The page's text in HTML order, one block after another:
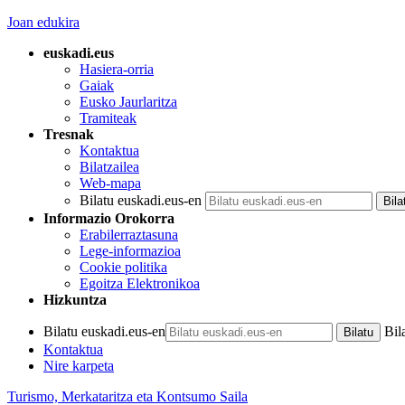
Joan edukira
euskadi.eus
Hasiera-orria
Gaiak
Eusko Jaurlaritza
Tramiteak
Tresnak
Kontaktua
Bilatzailea
Web-mapa
Bilatu euskadi.eus-en
Informazio Orokorra
Erabilerraztasuna
Lege-informazioa
Cookie politika
Egoitza Elektronikoa
Hizkuntza
Bilatu euskadi.eus-en
Kontaktua
Nire karpeta
Turismo, Merkataritza eta Kontsumo Saila